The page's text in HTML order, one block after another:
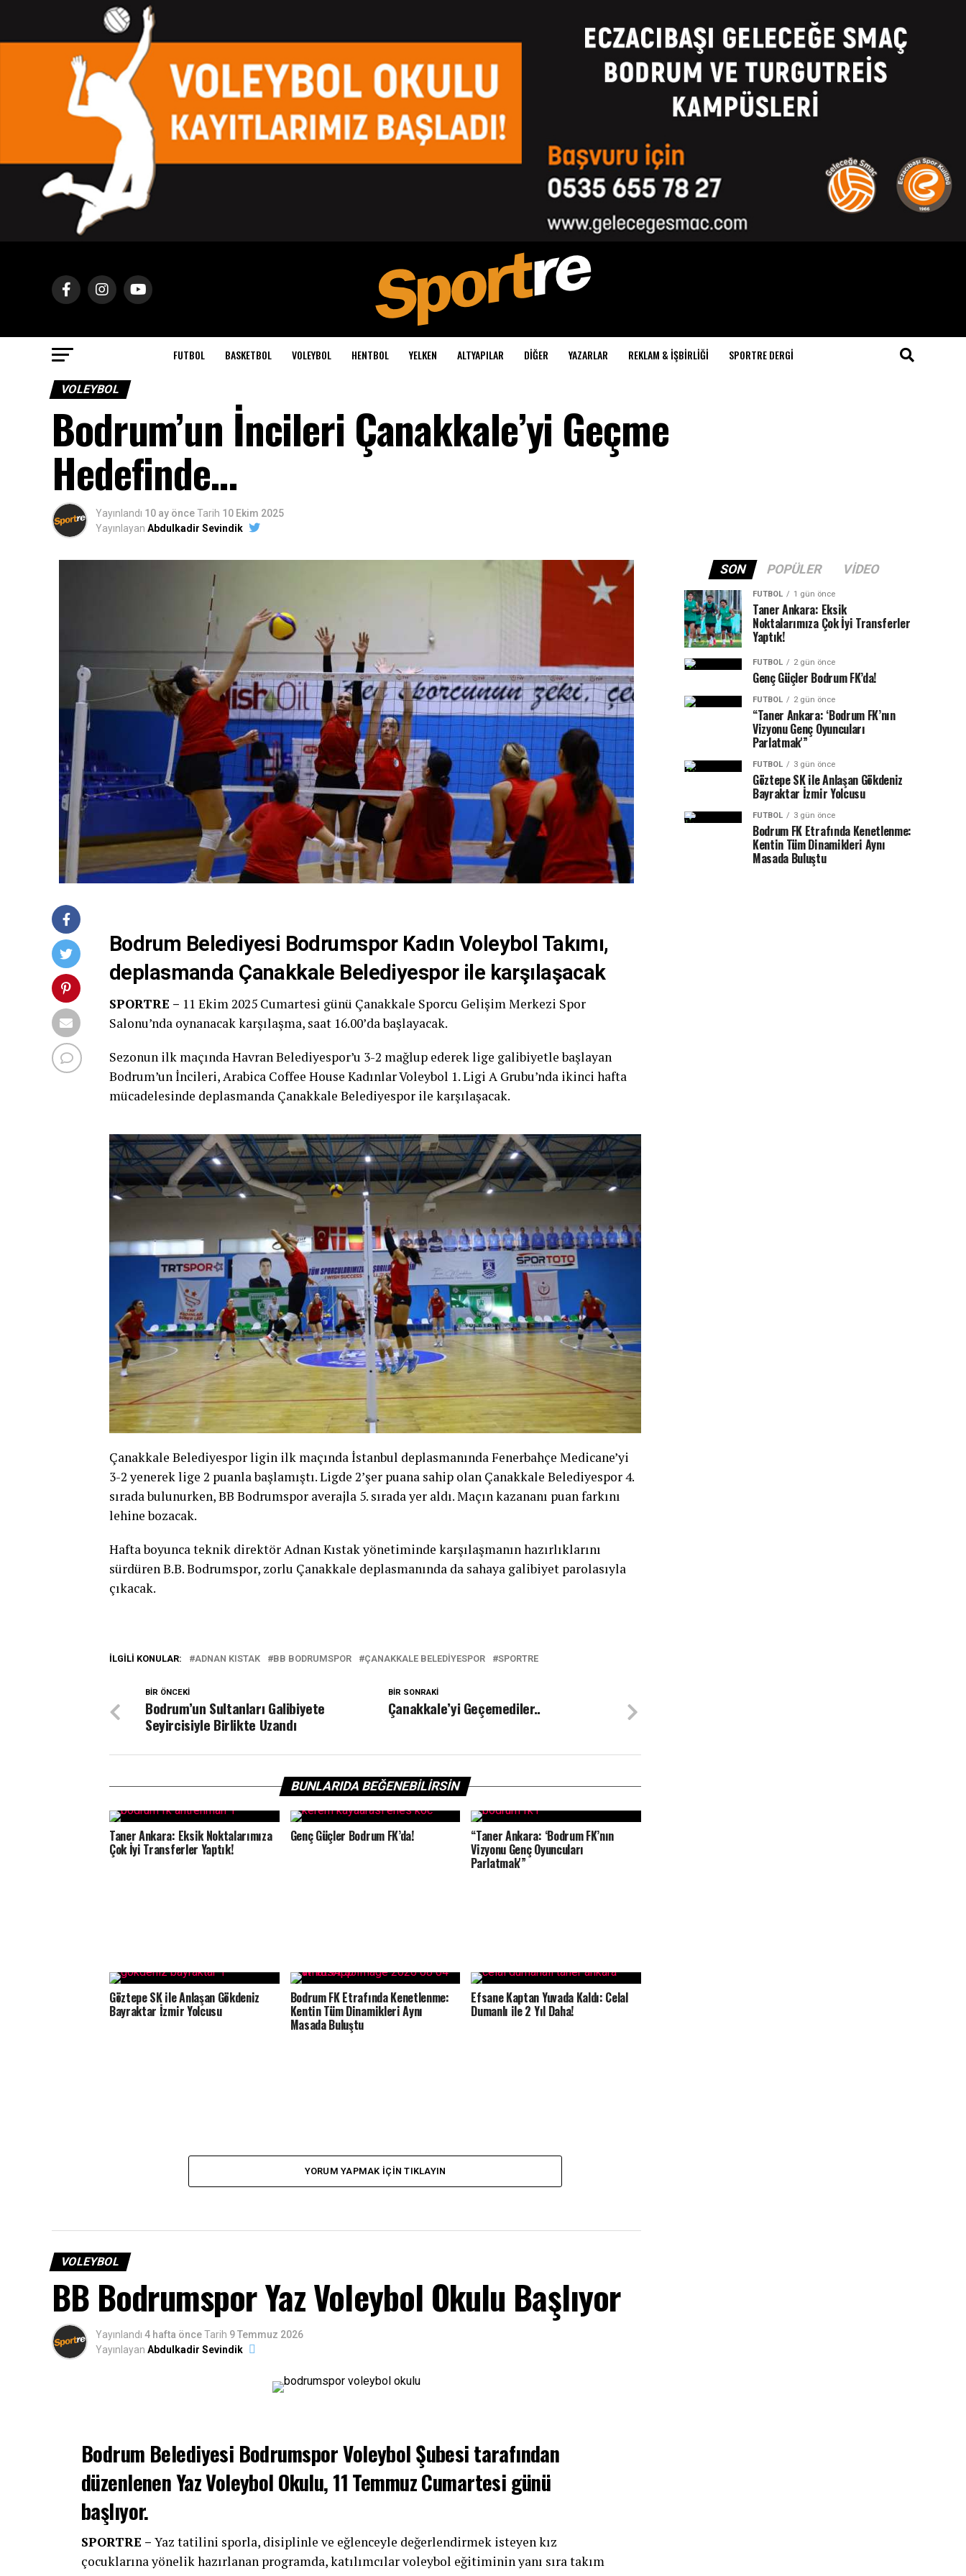
FUTBOL BASKETBOL VOLEYBOL HENTBOL YELKEN ALTYAPILAR DIĞER YAZARLAR REKLAM & İŞBIRLIĞI SPORTRE DERGI
VOLEYBOL
Bodrum’un İncileri Çanakkale’yi Geçme
Hedefinde…
Yayınlandı 10 ay önceTarih 10 Ekim 2025
Yayınlayan Abdulkadir Sevindik
Bodrum Belediyesi Bodrumspor Kadın Voleybol Takımı,
deplasmanda Çanakkale Belediyespor ile karşılaşacak
SPORTRE – 11 Ekim 2025 Cumartesi günü Çanakkale Sporcu Gelişim Merkezi Spor
Salonu’nda oynanacak karşılaşma, saat 16.00’da başlayacak.
Sezonun ilk maçında Havran Belediyespor’u 3-2 mağlup ederek lige galibiyetle başlayan
Bodrum’un İncileri, Arabica Coffee House Kadınlar Voleybol 1. Ligi A Grubu’nda ikinci hafta
mücadelesinde deplasmanda Çanakkale Belediyespor ile karşılaşacak.
Çanakkale Belediyespor ligin ilk maçında İstanbul deplasmanında Fenerbahçe Medicane’yi
3-2 yenerek lige 2 puanla başlamıştı. Ligde 2’şer puana sahip olan Çanakkale Belediyespor 4.
sırada bulunurken, BB Bodrumspor averajla 5. sırada yer aldı. Maçın kazananı puan farkını
lehine bozacak.
Hafta boyunca teknik direktör Adnan Kıstak yönetiminde karşılaşmanın hazırlıklarını
sürdüren B.B. Bodrumspor, zorlu Çanakkale deplasmanında da sahaya galibiyet parolasıyla
çıkacak.
İLGILI KONULAR: ADNAN KISTAK BB BODRUMSPOR ÇANAKKALE BELEDIYESPOR SPORTRE
BIR SONRAKI
Çanakkale’yi Geçemediler..
BIR ÖNCEKI
Bodrum’un Sultanları Galibiyete
Seyircisiyle Birlikte Uzandı
BUNLARIDA BEĞENEBILIRSIN
Taner Ankara: Eksik Noktalarımıza
Çok İyi Transferler Yaptık!
Genç Güçler Bodrum FK’da! “Taner Ankara: ‘Bodrum FK’nın
Vizyonu Genç Oyuncuları
Parlatmak'”
Göztepe SK ile Anlaşan Gökdeniz
Bayraktar İzmir Yolcusu
Bodrum FK Etrafında Kenetlenme:
Kentin Tüm Dinamikleri Aynı
Masada Buluştu
Efsane Kaptan Yuvada Kaldı: Celal
Dumanlı ile 2 Yıl Daha!
YORUM YAPMAK IÇIN TIKLAYIN
VOLEYBOL
BB Bodrumspor Yaz Voleybol Okulu Başlıyor
Yayınlandı 4 hafta önceTarih 9 Temmuz 2026
Yayınlayan Abdulkadir Sevindik
Bodrum Belediyesi Bodrumspor Voleybol Şubesi tarafından
düzenlenen Yaz Voleybol Okulu, 11 Temmuz Cumartesi günü
başlıyor.
SPORTRE – Yaz tatilini sporla, disiplinle ve eğlenceyle değerlendirmek isteyen kız
çocuklarına yönelik hazırlanan programda, katılımcılar voleybol eğitiminin yanı sıra takım
SON POPÜLER VIDEO
FUTBOL 1 gün önce
Taner Ankara: Eksik
Noktalarımıza Çok İyi Transferler
Yaptık!
FUTBOL 2 gün önce
Genç Güçler Bodrum FK’da!
FUTBOL 2 gün önce
“Taner Ankara: ‘Bodrum FK’nın
Vizyonu Genç Oyuncuları
Parlatmak'”
FUTBOL 3 gün önce
Göztepe SK ile Anlaşan Gökdeniz
Bayraktar İzmir Yolcusu
FUTBOL 3 gün önce
Bodrum FK Etrafında Kenetlenme:
Kentin Tüm Dinamikleri Aynı
Masada Buluştu